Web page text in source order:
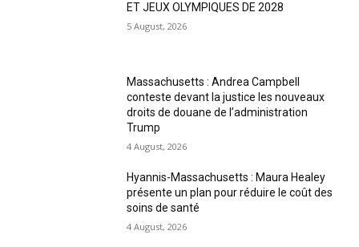
ET JEUX OLYMPIQUES DE 2028
5 August, 2026
Massachusetts : Andrea Campbell
conteste devant la justice les nouveaux
droits de douane de l’administration
Trump
4 August, 2026
Hyannis-Massachusetts : Maura Healey
présente un plan pour réduire le coût des
soins de santé
4 August, 2026